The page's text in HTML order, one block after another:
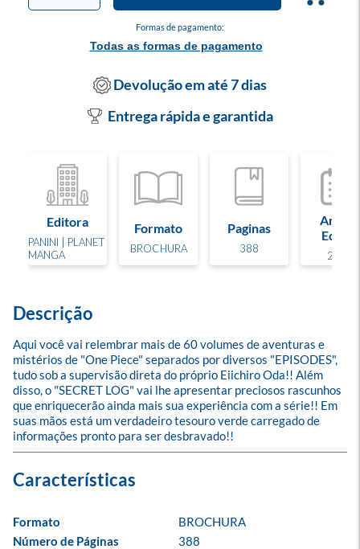
Formas de pagamento:
Todas as formas de pagamento
Devolução em até 7 dias
Entrega rápida e garantida
Editora
PANINI | PLANET
MANGA
Formato
BROCHURA
Paginas
388
Ano de
Edição
2019
Descrição
Aqui você vai relembrar mais de 60 volumes de aventuras e
mistérios de "One Piece" separados por diversos "EPISODES",
tudo sob a supervisão direta do próprio Eiichiro Oda!! Além
disso, o "SECRET LOG" vai lhe apresentar preciosos rascunhos
que enriquecerão ainda mais sua experiência com a série!! Em
suas mãos está um verdadeiro tesouro verde carregado de
informações pronto para ser desbravado!!
Formato
BROCHURA
Número de Páginas
388